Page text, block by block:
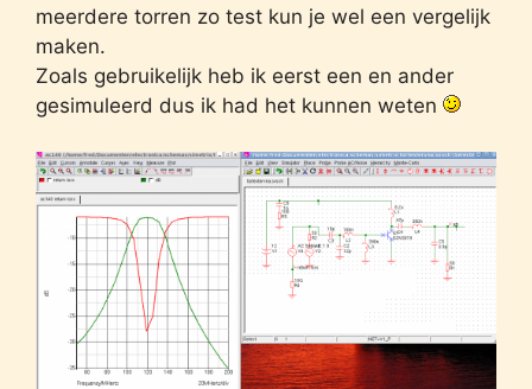
meerdere torren zo test kun je wel een vergelijk
maken.
Zoals gebruikelijk heb ik eerst een en ander
gesimuleerd dus ik had het kunnen weten